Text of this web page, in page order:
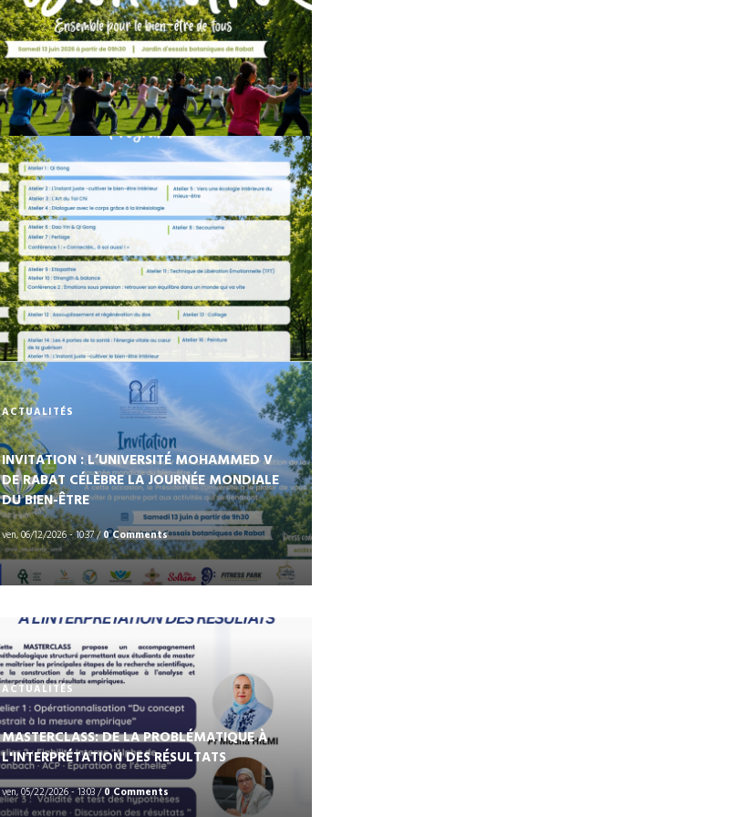
ACTUALITÉS
INVITATION : L’UNIVERSITÉ MOHAMMED V
DE RABAT CÉLÈBRE LA JOURNÉE MONDIALE
‎DU BIEN-ÊTRE
ven, 06/12/2026 - 10:37/0 Comments
ACTUALITÉS
MASTERCLASS: DE LA PROBLÉMATIQUE À
L'INTERPRÉTATION DES RÉSULTATS
ven, 05/22/2026 - 13:03/0 Comments